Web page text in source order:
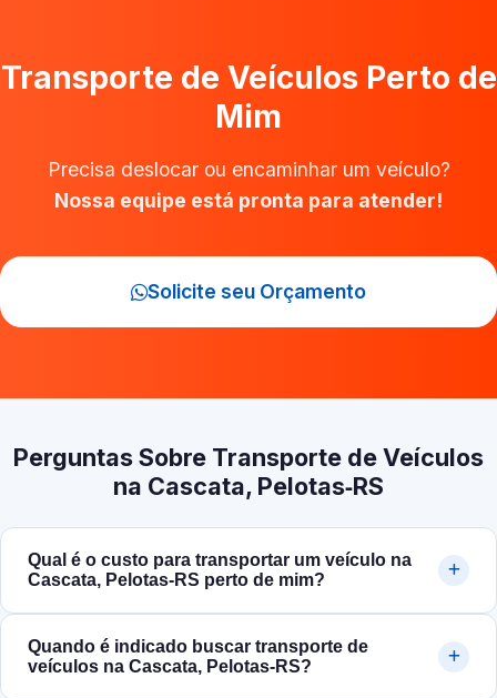
Transporte de Veículos Perto de
Mim
Precisa deslocar ou encaminhar um veículo?
Nossa equipe está pronta para atender!
Solicite seu Orçamento
Perguntas Sobre Transporte de Veículos
na Cascata, Pelotas‑RS
Qual é o custo para transportar um veículo na
Cascata, Pelotas‑RS perto de mim?
Quando é indicado buscar transporte de
veículos na Cascata, Pelotas‑RS?